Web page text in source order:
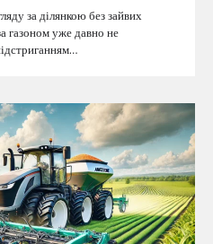
за ділянкою без зайвих
газоном уже давно не